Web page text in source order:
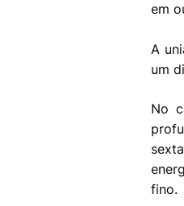
em
A
um
No
fino.